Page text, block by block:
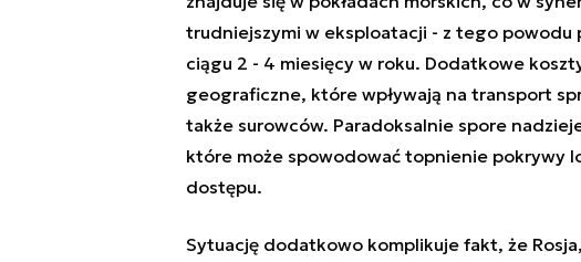
trudniejszymi w eksploatacji - z tego
ciągu 2 - 4 miesięcy w roku. Dodatkowe
geograficzne, które wpływają na transport
także surowców. Paradoksalnie spore
które może spowodować topnienie pokrywy
dostępu.
Sytuację dodatkowo komplikuje fakt, że